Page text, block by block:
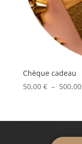
Chèque cadeau
50,00 € – 500,00